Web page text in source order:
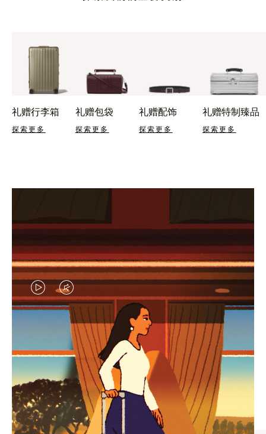
礼赠行李箱
探索更多
礼赠包袋
探索更多
礼赠配饰
探索更多
礼赠特制臻品
探索更多
视
频
暂
停，
请
按
视
频
已
静
音，
请
点
臻礼指南
寻觅心仪的出行伴侣，与您共
享缤纷旅程